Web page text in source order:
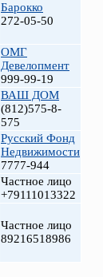
Барокко
272-05-50
ОМГ
Девелопмент
999-99-19
ВАШ ДОМ
(812)575-8-
575
Русский Фонд
Недвижимости
7777-944
Частное лицо
+79111013322
Частное лицо
89216518986